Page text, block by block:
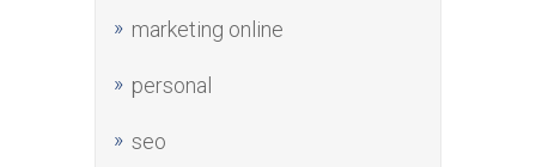
marketing online
personal
seo